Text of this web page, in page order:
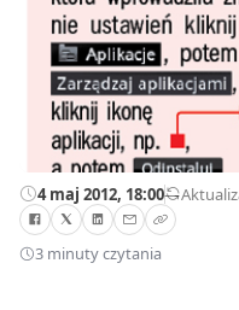
4 maj 2012, 18:00—
3 minuty czytania